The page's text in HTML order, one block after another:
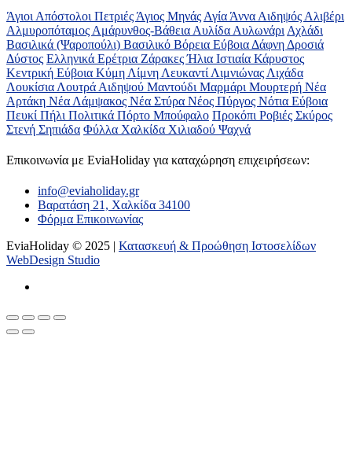
Άγιοι Απόστολοι Πετριές Άγιος Μηνάς Αγία Άννα Αιδηψός Αλιβέρι
Αλμυροπόταμος Αμάρυνθος-Βάθεια Αυλίδα Αυλωνάρι Αχλάδι
Βασιλικά (Ψαροπούλι) Βασιλικό Βόρεια Εύβοια Δάφνη Δροσιά
Δύστος Ελληνικά Ερέτρια ΖάρακεςΉλια Ιστιαία Κάρυστος
Κεντρική Εύβοια Κύμη Λίμνη Λευκαντί Λιμνιώνας Λιχάδα
Λουκίσια Λουτρά Αιδηψού Μαντούδι Μαρμάρι Μουρτερή Νέα
Αρτάκη Νέα Λάμψακος Νέα Στύρα Νέος Πύργος Νότια Εύβοια
Πευκί Πήλι Πολιτικά Πόρτο Μπούφαλο Προκόπι Ροβιές Σκύρος
Στενή Σηπιάδα Φύλλα Χαλκίδα Χιλιαδού Ψαχνά
Επικοινωνία με ΕviaHoliday για καταχώρηση επιχειρήσεων:
info@eviaholiday.gr
Βαρατάση 21, Χαλκίδα 34100
Φόρμα Επικοινωνίας
EviaHoliday © 2025 | Κατασκευή & Προώθηση Ιστοσελίδων
WebDesign Studio